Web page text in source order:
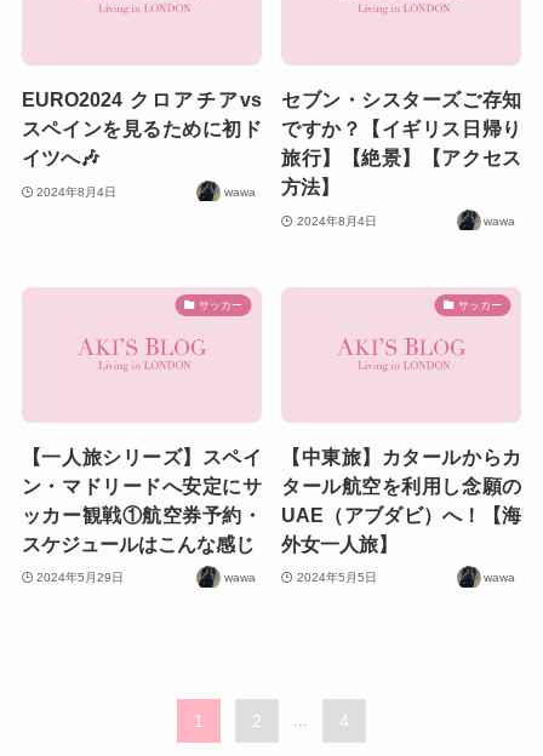
EURO2024 クロアチアvs
スペインを見るために初ド
イツへ🎶
2024年8月4日 wawa
セブン・シスターズご存知
ですか？【イギリス日帰り
旅行】【絶景】【アクセス
方法】
2024年8月4日 wawa
サッカー
【一人旅シリーズ】スペイ
ン・マドリードへ安定にサ
ッカー観戦①航空券予約・
スケジュールはこんな感じ
2024年5月29日 wawa
サッカー
【中東旅】カタールからカ
タール航空を利用し念願の
UAE（アブダビ）へ！【海
外女一人旅】
2024年5月5日 wawa
1 2 4